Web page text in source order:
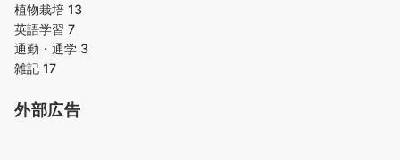
植物栽培 13
英語学習 7
通勤・通学 3
雑記 17
外部広告